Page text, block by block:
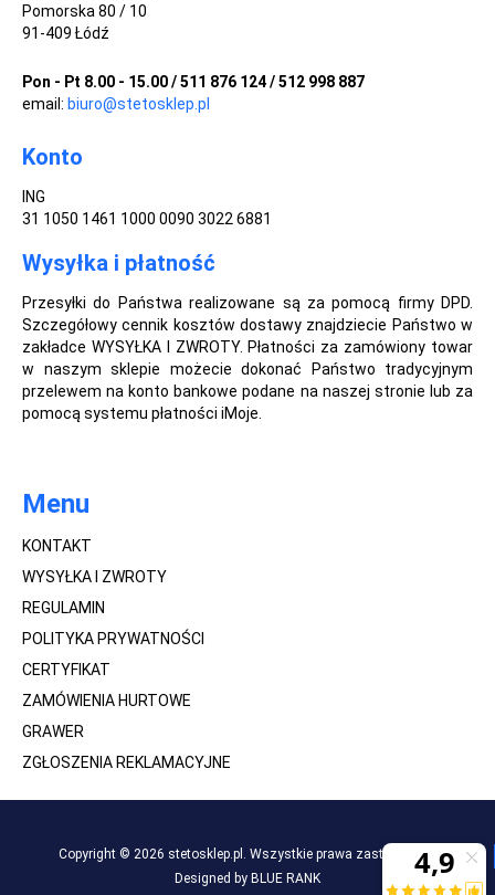
Pomorska 80 / 10
91-409 Łódź
Pon - Pt 8.00 - 15.00 / 511 876 124 / 512 998 887
email: biuro@stetosklep.pl
Konto
ING
31 1050 1461 1000 0090 3022 6881
Wysyłka i płatność
Przesyłki do Państwa realizowane są za pomocą firmy DPD.
Szczegółowy cennik kosztów dostawy znajdziecie Państwo w
zakładce WYSYŁKA I ZWROTY. Płatności za zamówiony towar
w naszym sklepie możecie dokonać Państwo tradycyjnym
przelewem na konto bankowe podane na naszej stronie lub za
pomocą systemu płatności iMoje.
Menu
KONTAKT
WYSYŁKA I ZWROTY
REGULAMIN
POLITYKA PRYWATNOŚCI
CERTYFIKAT
ZAMÓWIENIA HURTOWE
GRAWER
ZGŁOSZENIA REKLAMACYJNE
Copyright © 2026 stetosklep.pl. Wszystkie prawa zastrzeżone.
Designed by BLUE RANK